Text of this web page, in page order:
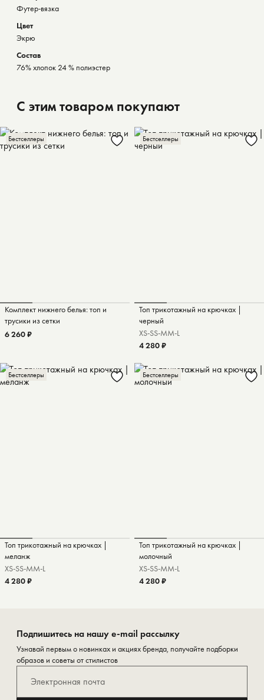
Футер-вязка
Цвет
Экрю
Состав
76% хлопок 24 % полиэстер
С этим товаром покупают
Бестселлеры
Комплект нижнего белья: топ и
трусики из сетки
6 260 ₽
Бестселлеры
Топ трикотажный на крючках |
черный
XS-SS-MM-L
4 280 ₽
Бестселлеры
Топ трикотажный на крючках |
меланж
XS-SS-MM-L
4 280 ₽
Бестселлеры
Топ трикотажный на крючках |
молочный
XS-SS-MM-L
4 280 ₽
Подпишитесь на нашу e-mail рассылку
Узнавай первым о новинках и акциях бренда, получайте подборки
образов и советы от стилистов